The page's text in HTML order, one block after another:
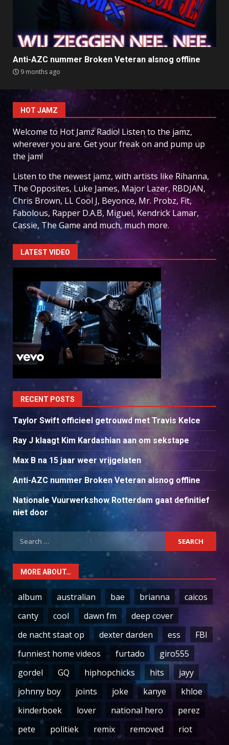
Anti-AZC nummer Broken Veteran alsnog offline
9 months ago
HOT JAMZ
Welcome to Hot Jamz Radio! Listen to the jamz,
wherever you are. Get your freak on and pump up
the jam!
Listen to the newest jamz, with artists like Rihanna,
The Opposites, Luke James, Major Lazer, RBDJAN,
Chris Brown, LL Cool J, Beyonce, Mr. Probz, Fit,
Fabolous, Rapper D.A.B, Miguel, Kendrick Lamar,
Cassie, The Game and much, much more.
LATEST VIDEO
RECENT POSTS
Taylor Swift officieel getrouwd met Travis Kelce
Ray J klaagt Kim Kardashian aan om sekstape
Max B na 15 jaar weer vrijgelaten
Anti-AZC nummer Broken Veteran alsnog offline
Nationale Vuurwerkshow Rotterdam gaat definitief
niet door
Search
for:
MORE ABOUT…
album australian bae brianna
caicos
canty
cool dawn fm
deep cover
de nacht staat op
dexter darden ess
FBI
funniest home videos
furtado
giro555
gordel
GQ hiphopchicks hits
jayy
johnny boy
joints joke kanye
khloe
kinderboek
lover national hero
perez
pete
politiek remix removed
riot